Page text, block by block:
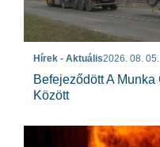
Hírek - Aktuális2026. 08. 05.
Befejeződött A
Között